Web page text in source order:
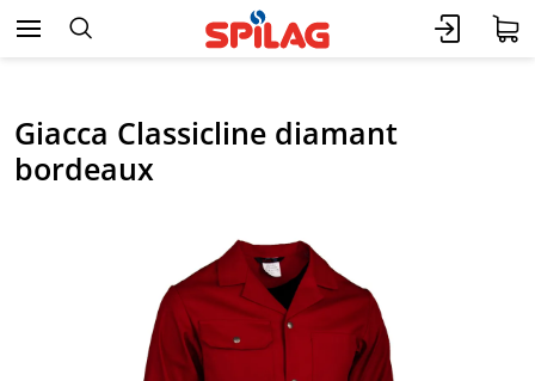
Giacca Classicline diamant
bordeaux